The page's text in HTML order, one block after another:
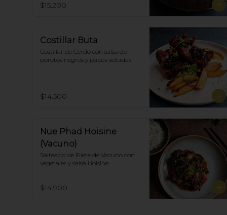
$15.200
Costillar Buta
Costillar de Cerdo con salsa de
porotos negros y papas selladas
$14.500
Nue Phad Hoisine
(Vacuno)
Salteado de Filete de Vacuno con
vegetales y salsa Hoisine.
$14.900